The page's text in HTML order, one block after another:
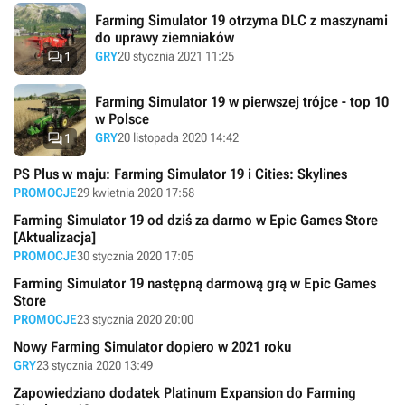
1
Farming Simulator 19 otrzyma DLC z maszynami
do uprawy ziemniaków
GRY20 stycznia 2021 11:25
1
Farming Simulator 19 w pierwszej trójce - top 10
w Polsce
GRY20 listopada 2020 14:42
PS Plus w maju: Farming Simulator 19 i Cities: Skylines
PROMOCJE29 kwietnia 2020 17:58
Farming Simulator 19 od dziś za darmo w Epic Games Store
[Aktualizacja]
PROMOCJE30 stycznia 2020 17:05
Farming Simulator 19 następną darmową grą w Epic Games
Store
PROMOCJE23 stycznia 2020 20:00
Nowy Farming Simulator dopiero w 2021 roku
GRY23 stycznia 2020 13:49
Zapowiedziano dodatek Platinum Expansion do Farming